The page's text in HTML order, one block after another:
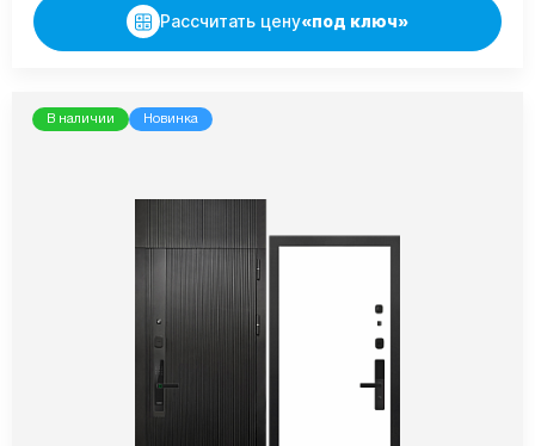
Рассчитать цену«под ключ»
В наличии Новинка